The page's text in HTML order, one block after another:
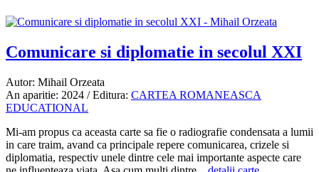
Comunicare si diplomatie in secolul XXI
Autor: Mihail Orzeata
An aparitie: 2024 / Editura: CARTEA ROMANEASCA
EDUCATIONAL
Mi-am propus ca aceasta carte sa fie o radiografie condensata a lumii
in care traim, avand ca principale repere comunicarea, crizele si
diplomatia, respectiv unele dintre cele mai importante aspecte care